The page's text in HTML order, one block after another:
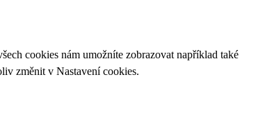
cookies nám umožníte zobrazovat například také
změnit v Nastavení cookies.